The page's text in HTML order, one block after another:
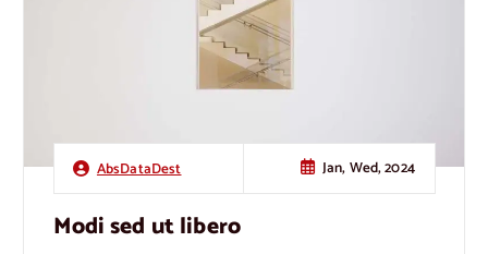
AbsDataDest Jan, Wed, 2024
Modi sed ut libero